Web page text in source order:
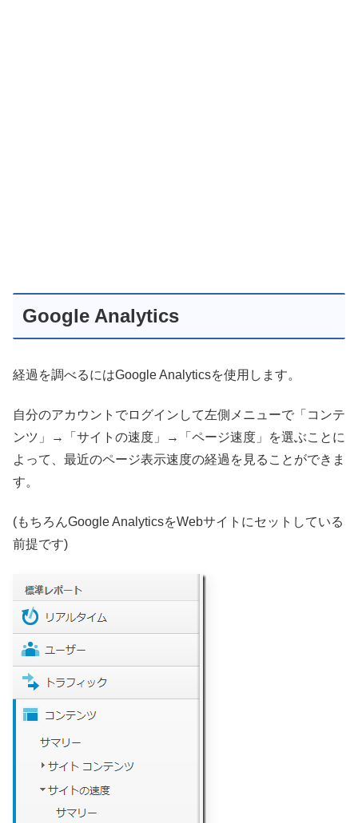
Google Analytics
経過を調べるにはGoogle Analyticsを使用します。
自分のアカウントでログインして左側メニューで「コンテ
ンツ」→「サイトの速度」→「ページ速度」を選ぶことに
よって、最近のページ表示速度の経過を見ることができま
す。
(もちろんGoogle AnalyticsをWebサイトにセットしている
前提です)